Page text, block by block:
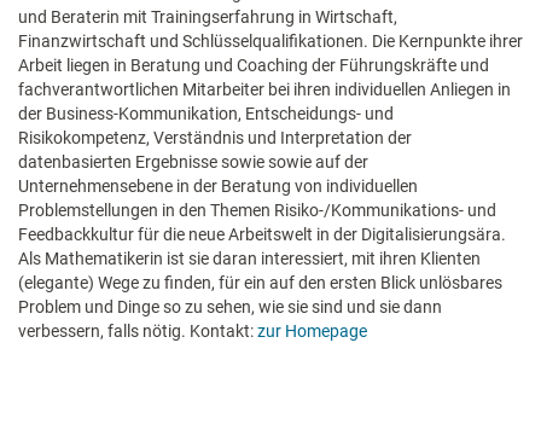
und Beraterin mit Trainingserfahrung in Wirtschaft,
Finanzwirtschaft und Schlüsselqualifikationen. Die Kernpunkte ihrer
Arbeit liegen in Beratung und Coaching der Führungskräfte und
fachverantwortlichen Mitarbeiter bei ihren individuellen Anliegen in
der Business-Kommunikation, Entscheidungs- und
Risikokompetenz, Verständnis und Interpretation der
datenbasierten Ergebnisse sowie sowie auf der
Unternehmensebene in der Beratung von individuellen
Problemstellungen in den Themen Risiko-/Kommunikations- und
Feedbackkultur für die neue Arbeitswelt in der Digitalisierungsära.
Als Mathematikerin ist sie daran interessiert, mit ihren Klienten
(elegante) Wege zu finden, für ein auf den ersten Blick unlösbares
Problem und Dinge so zu sehen, wie sie sind und sie dann
verbessern, falls nötig. Kontakt:zur Homepage